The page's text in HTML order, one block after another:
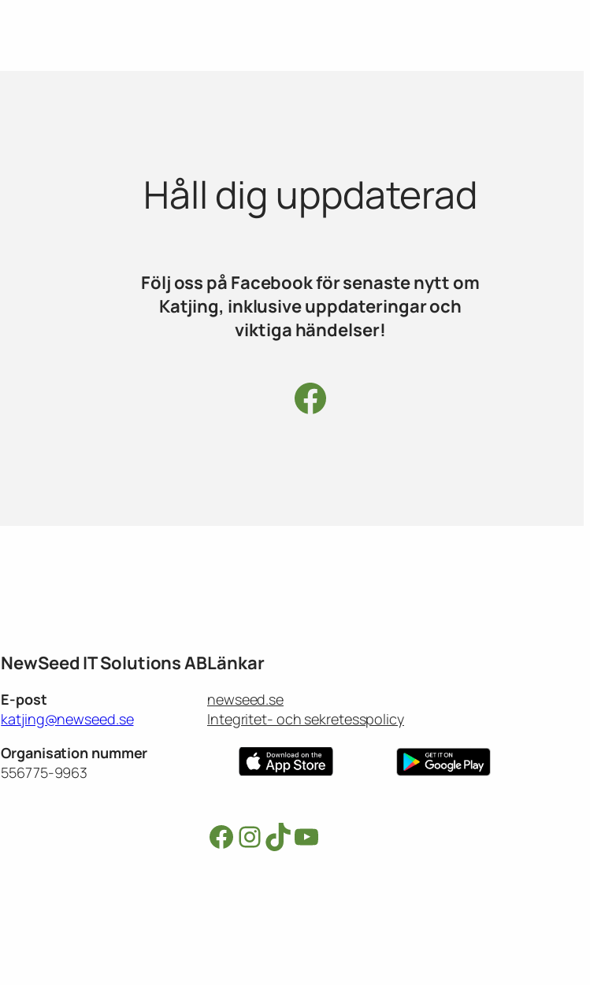
Håll dig uppdaterad
Följ oss på Facebook för senaste nytt om
Katjing, inklusive uppdateringar och
viktiga händelser!
Facebook
NewSeed IT Solutions AB
E-post
katjing@newseed.se
Organisation nummer
556775-9963
Länkar
newseed.se
Integritet- och sekretesspolicy
Facebook
Instagram
TikTokYouTube